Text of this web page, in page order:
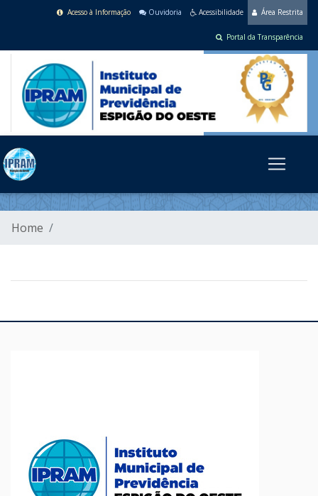
Área Restrita
Acessibilidade
Ouvidoria
Acesso à Informação
Portal da Transparência
Home